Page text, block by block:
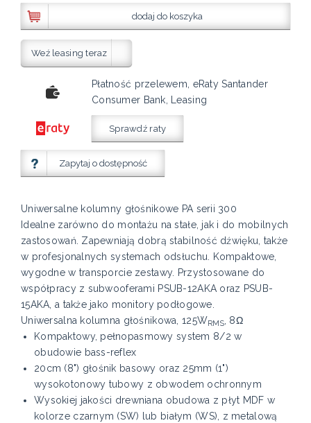
dodaj do koszyka
Weź leasing teraz
Płatność przelewem, eRaty Santander
Consumer Bank, Leasing
Sprawdź raty
Zapytaj o dostępność
Uniwersalne kolumny głośnikowe PA serii 300
Idealne zarówno do montażu na stałe, jak i do mobilnych
zastosowań. Zapewniają dobrą stabilność dźwięku, także
w profesjonalnych systemach odsłuchu. Kompaktowe,
wygodne w transporcie zestawy. Przystosowane do
współpracy z subwooferami PSUB-12AKA oraz PSUB-
15AKA, a także jako monitory podłogowe.
Uniwersalna kolumna głośnikowa, 125WRMS, 8Ω
Kompaktowy, pełnopasmowy system 8/2 w
obudowie bass-reflex
20cm (8") głośnik basowy oraz 25mm (1")
wysokotonowy tubowy z obwodem ochronnym
Wysokiej jakości drewniana obudowa z płyt MDF w
kolorze czarnym (SW) lub białym (WS), z metalową